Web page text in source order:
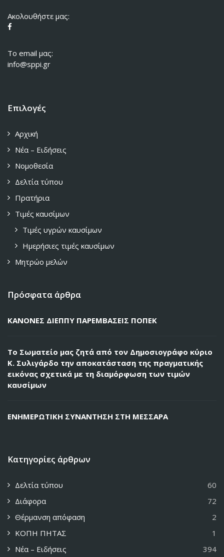
Ακολουθήστε μας:
To email μας:
info@sppi.gr
Επιλογές
Αρχική
Νέα – Ειδήσεις
Νομοθεσία
Δελτία τύπου
Πρατήρια
Τιμές καυσίμων
Τιμές υγρών καυσίμων
Ημερήσιες τιμές καυσίμων
Μητρώο μελών
Πρόσφατα άρθρα
ΚΑΝΟΝΕΣ ΔΙΕΠΠΥ ΠΑΡΕΜΒΑΣΕΙΣ ΠΟΠΕΚ
Το Σωματείο μας ζητά από τον Δημοσιογράφο κύριο
Κ. Συλιγάρδο την αποκατάσταση της πραγματικής
εικόνας σχετικά με τη διαμόρφωση των τιμών
καυσίμων
ΕΝΗΜΕΡΩΤΙΚΗ ΣΥΝΑΝΤΗΣΗ ΣΤΗ ΜΕΣΣΑΡΑ
Κατηγορίες άρθρων
Δελτία τύπου
60
Διάφορα
72
Θέρμανση απόφαση
2
ΚΟΠΗ ΠΗΤΑΣ
1
Νέα – Ειδήσεις
394